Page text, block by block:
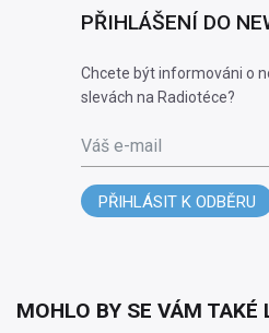
PŘIHLÁŠENÍ DO
Chcete být informováni o
slevách na Radiotéce?
Váš e-mail
PŘIHLÁSIT K ODBĚRU
MOHLO BY SE VÁM TAKÉ